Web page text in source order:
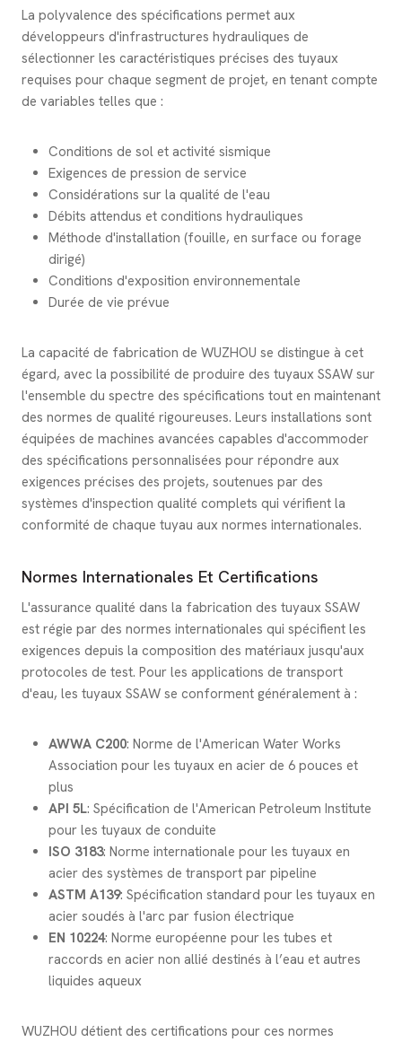
La polyvalence des spécifications permet aux
développeurs d'infrastructures hydrauliques de
sélectionner les caractéristiques précises des tuyaux
requises pour chaque segment de projet, en tenant compte
de variables telles que :
Conditions de sol et activité sismique
Exigences de pression de service
Considérations sur la qualité de l'eau
Débits attendus et conditions hydrauliques
Méthode d'installation (fouille, en surface ou forage
dirigé)
Conditions d'exposition environnementale
Durée de vie prévue
La capacité de fabrication de WUZHOU se distingue à cet
égard, avec la possibilité de produire des tuyaux SSAW sur
l'ensemble du spectre des spécifications tout en maintenant
des normes de qualité rigoureuses. Leurs installations sont
équipées de machines avancées capables d'accommoder
des spécifications personnalisées pour répondre aux
exigences précises des projets, soutenues par des
systèmes d'inspection qualité complets qui vérifient la
conformité de chaque tuyau aux normes internationales.
Normes Internationales Et Certifications
L'assurance qualité dans la fabrication des tuyaux SSAW
est régie par des normes internationales qui spécifient les
exigences depuis la composition des matériaux jusqu'aux
protocoles de test. Pour les applications de transport
d'eau, les tuyaux SSAW se conforment généralement à :
AWWA C200: Norme de l'American Water Works
Association pour les tuyaux en acier de 6 pouces et
plus
API 5L: Spécification de l'American Petroleum Institute
pour les tuyaux de conduite
ISO 3183: Norme internationale pour les tuyaux en
acier des systèmes de transport par pipeline
ASTM A139: Spécification standard pour les tuyaux en
acier soudés à l'arc par fusion électrique
EN 10224: Norme européenne pour les tubes et
raccords en acier non allié destinés à l’eau et autres
liquides aqueux
WUZHOU détient des certifications pour ces normes